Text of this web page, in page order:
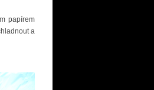
papírem
a